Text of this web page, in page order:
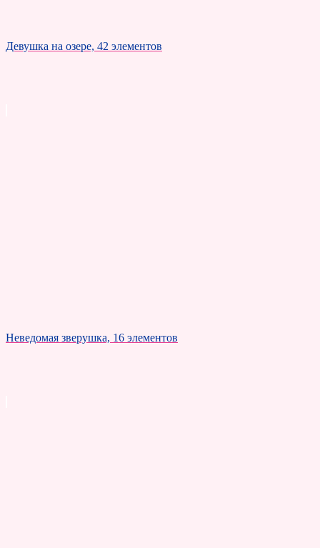
Девушка на озере, 42 элементов
Неведомая зверушка, 16 элементов